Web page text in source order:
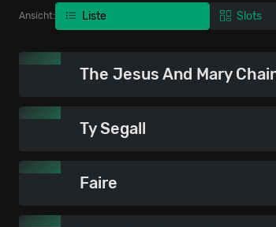
Ansicht: Liste Slots
The Jesus And Mary
Ty Segall
Faire